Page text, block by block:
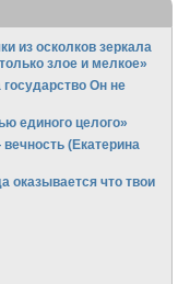
из осколков зеркала
злое и мелкое»
Он не
единого целого»
(Екатерина
оказывается что твои